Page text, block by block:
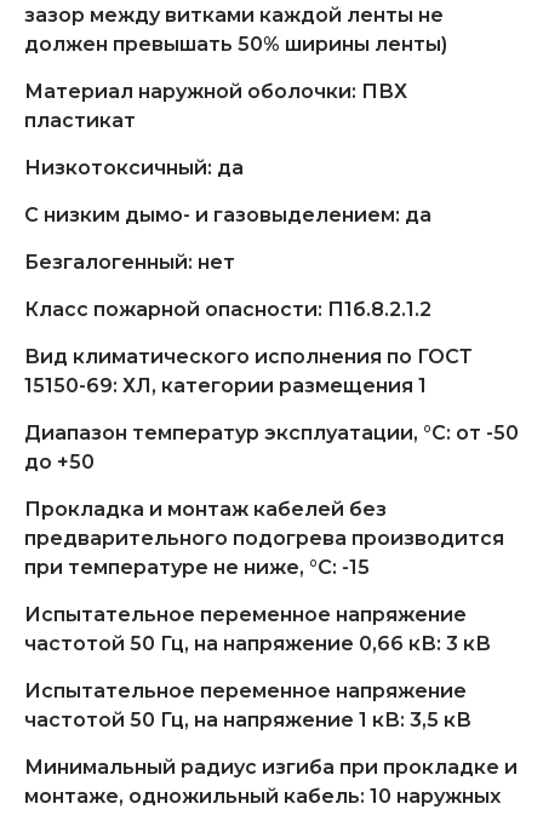
зазор между витками каждой ленты не
должен превышать 50% ширины ленты)
Материал наружной оболочки: ПВХ
пластикат
Низкотоксичный: да
С низким дымо- и газовыделением: да
Безгалогенный: нет
Класс пожарной опасности: П1б.8.2.1.2
Вид климатического исполнения по ГОСТ
15150-69: ХЛ, категории размещения 1
Диапазон температур эксплуатации, °С: от -50
до +50
Прокладка и монтаж кабелей без
предварительного подогрева производится
при температуре не ниже, °С: -15
Испытательное переменное напряжение
частотой 50 Гц, на напряжение 0,66 кВ: 3 кВ
Испытательное переменное напряжение
частотой 50 Гц, на напряжение 1 кВ: 3,5 кВ
Минимальный радиус изгиба при прокладке и
монтаже, одножильный кабель: 10 наружных